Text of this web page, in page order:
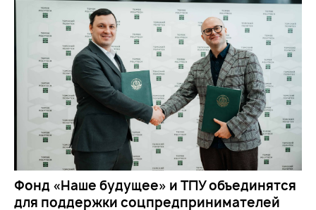
Фонд «Наше будущее» и ТПУ объединятся
для поддержки соцпредпринимателей